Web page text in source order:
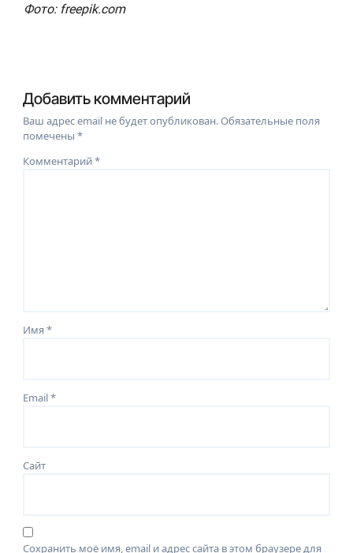
Фото: freepik.com
Добавить комментарий
Ваш адрес email не будет опубликован.Обязательные поля
помечены*
Комментарий*
Имя*
Email*
Сайт
Сохранить моё имя, email и адрес сайта в этом браузере для